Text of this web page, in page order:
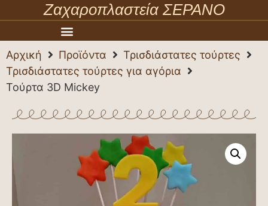
Ζαχαροπλαστεία ΣΕΡΑΝΟ
Αρχική Προϊόντα
Τρισδιάστατες τούρτες
Τρισδιάστατες τούρτες για αγόρια
Τούρτα 3D Mickey